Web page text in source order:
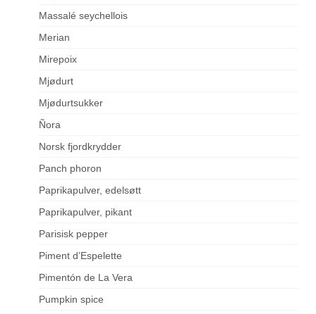
Massalé seychellois
Merian
Mirepoix
Mjødurt
Mjødurtsukker
Ñora
Norsk fjordkrydder
Panch phoron
Paprikapulver, edelsøtt
Paprikapulver, pikant
Parisisk pepper
Piment d’Espelette
Pimentón de La Vera
Pumpkin spice